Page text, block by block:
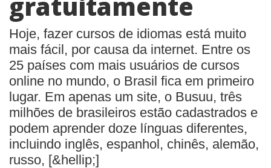
QUEM SOMOS
CONTATO
ANUNCIE
BUSCAR
Hoje, fazer cursos de idiomas está muito
mais fácil, por causa da internet. Entre os
25 países com mais usuários de cursos
online no mundo, o Brasil fica em primeiro
lugar. Em apenas um site, o Busuu, três
milhões de brasileiros estão cadastrados e
podem aprender doze línguas diferentes,
incluindo inglês, espanhol, chinês, alemão,
russo, [&hellip;]